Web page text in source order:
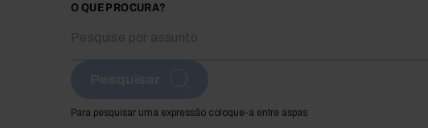
O QUE PROCURA?
Para pesquisar uma expressão coloque-a entre aspas